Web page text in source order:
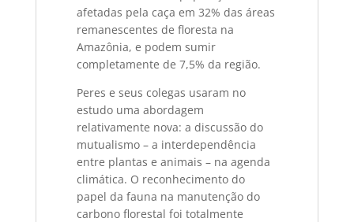
afetadas pela caça em 32% das áreas
remanescentes de floresta na
Amazônia, e podem sumir
completamente de 7,5% da região.
Peres e seus colegas usaram no
estudo uma abordagem
relativamente nova: a discussão do
mutualismo – a interdependência
entre plantas e animais – na agenda
climática. O reconhecimento do
papel da fauna na manutenção do
carbono florestal foi totalmente